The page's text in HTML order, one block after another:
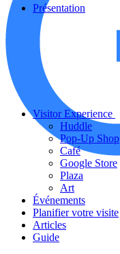
Présentation
Visitor Experience
Huddle
Pop-Up Shop
Café
Google Store
Plaza
Art
Événements
Planifier votre visite
Articles
Guide